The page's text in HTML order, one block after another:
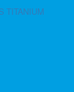
TITANIUM